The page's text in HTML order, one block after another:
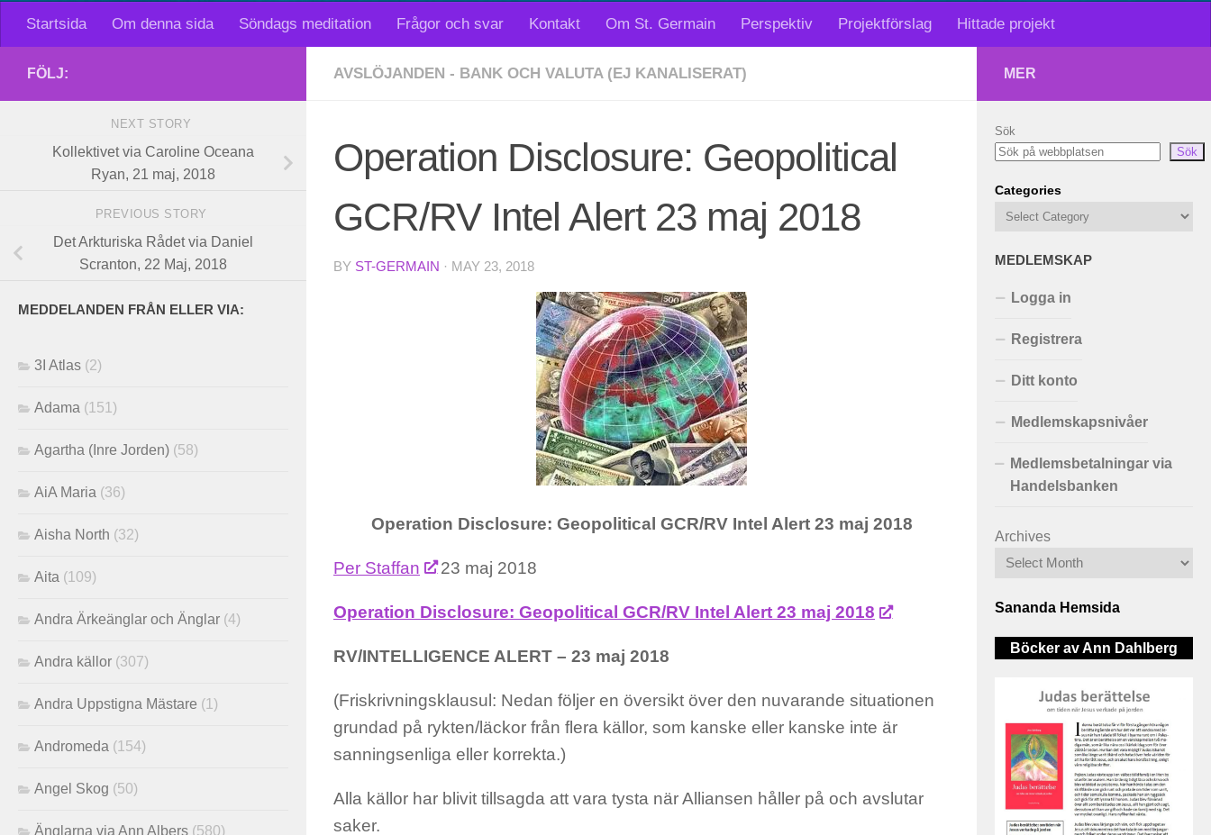
Startsida Om denna sida Söndags meditation Frågor och svar Kontakt Om St. Germain Perspektiv Projektförslag Hittade projekt
AVSLÖJANDEN - BANK OCH VALUTA (EJ KANALISERAT)
Operation Disclosure: Geopolitical
GCR/RV Intel Alert 23 maj 2018
BY ST-GERMAIN · MAY 23, 2018
Operation Disclosure: Geopolitical GCR/RV Intel Alert 23 maj 2018
Per Staffan 23 maj 2018
Operation Disclosure: Geopolitical GCR/RV Intel Alert 23 maj 2018
RV/INTELLIGENCE ALERT – 23 maj 2018
(Friskrivningsklausul: Nedan följer en översikt över den nuvarande situationen
grundad på rykten/läckor från flera källor, som kanske eller kanske inte är
sanningsenliga eller korrekta.)
Alla källor har blivit tillsagda att vara tysta när Alliansen håller på och avslutar
saker.
FÖLJ:
NEXT STORY
Kollektivet via Caroline Oceana
Ryan, 21 maj, 2018
PREVIOUS STORY
Det Arkturiska Rådet via Daniel
Scranton, 22 Maj, 2018
MEDDELANDEN FRÅN ELLER VIA:
3I Atlas (2)
Adama (151)
Agartha (Inre Jorden) (58)
AiA Maria (36)
Aisha North (32)
Aita (109)
Andra Ärkeänglar och Änglar (4)
Andra källor (307)
Andra Uppstigna Mästare (1)
Andromeda (154)
Angel Skog (50)
Änglarna via Ann Albers (580)
MER
Sök
Sök
Categories
MEDLEMSKAP
Logga in
Registrera
Ditt konto
Medlemskapsnivåer
Medlemsbetalningar via
Handelsbanken
Archives
Sananda Hemsida
Böcker av Ann Dahlberg